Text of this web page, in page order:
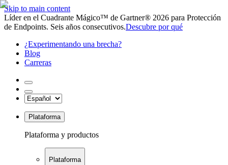
Skip to main content
Líder en el Cuadrante Mágico™ de Gartner® 2026 para Protección
de Endpoints. Seis años consecutivos.Descubre por qué
¿Experimentando una brecha?
Blog
Carreras
Plataforma
Plataforma y productos
Plataforma